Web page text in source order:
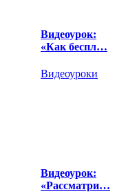
Видеоурок:
«Как беспл…
Видеоуроки
Видеоурок:
«Рассматри…